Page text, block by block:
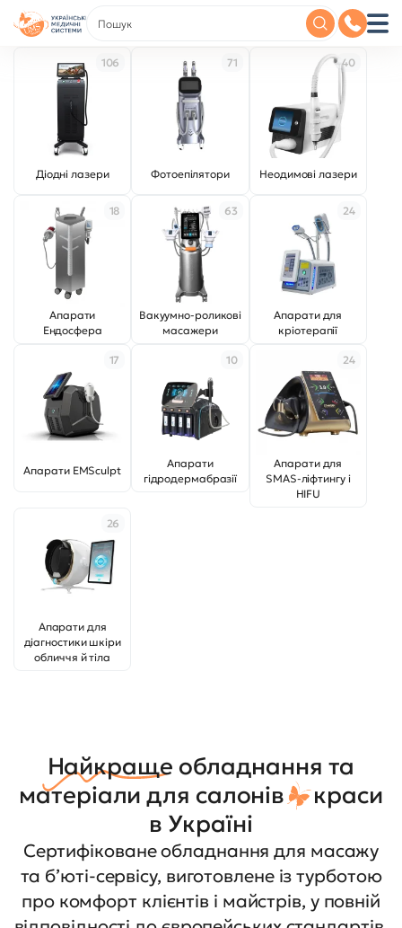
106
Діодні лазери
71
Фотоепілятори
40
Неодимові лазери
18
Апарати
Ендосфера
63
Вакуумно-роликові
масажери
24
Апарати для
кріотерапії
17
Апарати EMSculpt
10
Апарати
гідродермабразії
24
Апарати для
SMAS-ліфтингу і
HIFU
26
Апарати для
діагностики шкіри
обличчя й тіла
Найкраще обладнання та
матеріали для салонів
краси
в Україні
Сертифіковане обладнання для масажу
та б’юті-сервісу, виготовлене із турботою
про комфорт клієнтів і майстрів, у повній